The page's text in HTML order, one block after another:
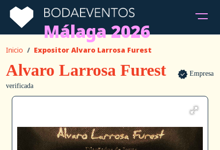
Málaga 2026
Inicio Expositor Alvaro Larrosa Furest
Alvaro Larrosa Furest
Empresa
verificada